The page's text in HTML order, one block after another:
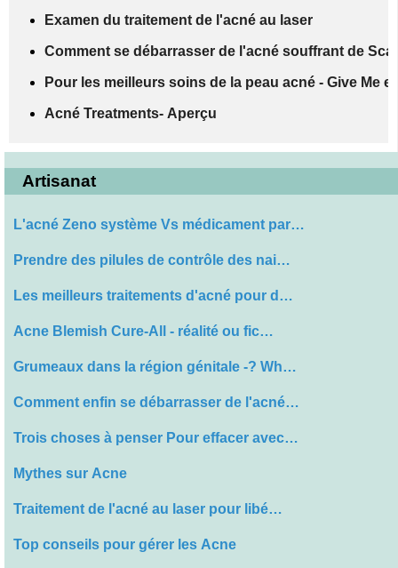
Examen du traitement de l'acné au laser
Comment se débarrasser de l'acné souffrant de
Pour les meilleurs soins de la peau acné - Give Me
Acné Treatments- Aperçu
Artisanat
L'acné Zeno système Vs médicament par…
Prendre des pilules de contrôle des nai…
Les meilleurs traitements d'acné pour d…
Acne Blemish Cure-All - réalité ou fic…
Grumeaux dans la région génitale -? Wh…
Comment enfin se débarrasser de l'acné…
Trois choses à penser Pour effacer avec…
Mythes sur Acne
Traitement de l'acné au laser pour libé…
Top conseils pour gérer les Acne